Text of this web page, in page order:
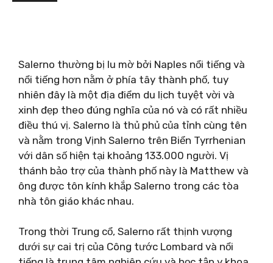
Salerno thường bị lu mờ bởi Naples nổi tiếng và
nổi tiếng hơn nằm ở phía tây thành phố, tuy
nhiên đây là một địa điểm du lịch tuyệt vời và
xinh đẹp theo đúng nghĩa của nó và có rất nhiều
điều thú vị. Salerno là thủ phủ của tỉnh cùng tên
và nằm trong Vịnh Salerno trên Biển Tyrrhenian
với dân số hiện tại khoảng 133.000 người. Vị
thánh bảo trợ của thành phố này là Matthew và
ông được tôn kính khắp Salerno trong các tòa
nhà tôn giáo khác nhau.
Trong thời Trung cổ, Salerno rất thịnh vượng
dưới sự cai trị của Công tước Lombard và nổi